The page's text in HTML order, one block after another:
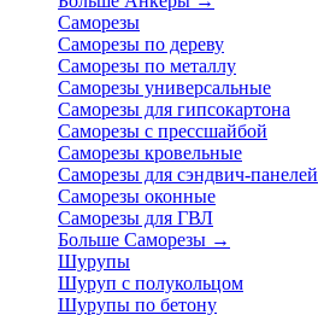
Саморезы
Саморезы по дереву
Саморезы по металлу
Саморезы универсальные
Саморезы для гипсокартона
Саморезы с прессшайбой
Саморезы кровельные
Саморезы для сэндвич-панелей
Саморезы оконные
Саморезы для ГВЛ
Больше Саморезы →
Шурупы
Шуруп с полукольцом
Шурупы по бетону